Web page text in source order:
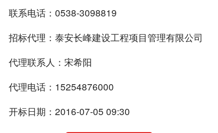
联系电话：0538-3098819
招标代理：泰安长峰建设工程项目管理有限公司
代理联系人：宋希阳
代理电话：15254876000
开标日期：2016-07-05 09:30